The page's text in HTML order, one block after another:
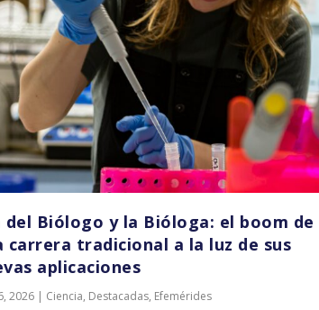
del Biólogo y la Bióloga: el boom de
carrera tradicional a la luz de sus
aplicaciones
2026| Ciencia, Destacadas, Efemérides